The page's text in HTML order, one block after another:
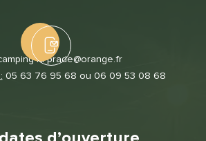
la-prade@orange.fr
05 63 76 95 68 ou 06 09 53 08 68